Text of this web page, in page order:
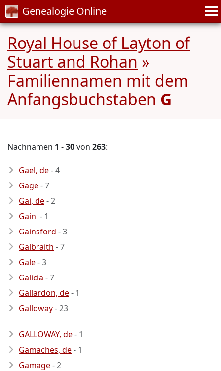
Genealogie Online
Royal House of Layton of
Stuart and Rohan »
Familiennamen mit dem
Anfangsbuchstaben G
Nachnamen 1 -30von 263:
Gael, de- 4
Gage- 7
Gai, de- 2
Gaini - 1
Gainsford - 3
Galbraith - 7
Gale- 3
Galicia - 7
Gallardon, de- 1
Galloway- 23
GALLOWAY, de- 1
Gamaches, de- 1
Gamage- 2